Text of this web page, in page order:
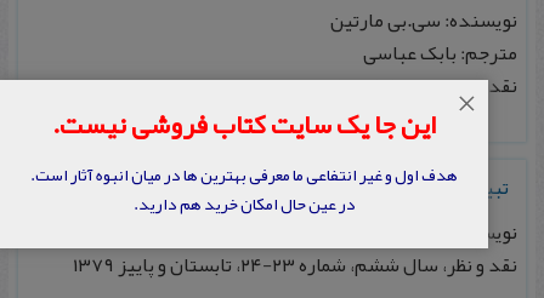
نویسنده: سی.بی مارتین
مترجم: بابک عباسی
نقد و نظر، سال ششم، شماره ۲۳-۲۴، تابستان و پاییز ۱۳۷۹
تبیین دینی
نویسنده: ابوالقاسم فنایی
نقد و نظر، سال ششم، شماره ۲۳-۲۴، تابستان و پاییز ۱۳۷۹
این جا یک سایت کتاب فروشی نیست.
هدف اول و غیر انتفاعی ما معرفی بهترین ها در میان انبوه آثار است.
در عین حال امکان خرید هم دارید.
×